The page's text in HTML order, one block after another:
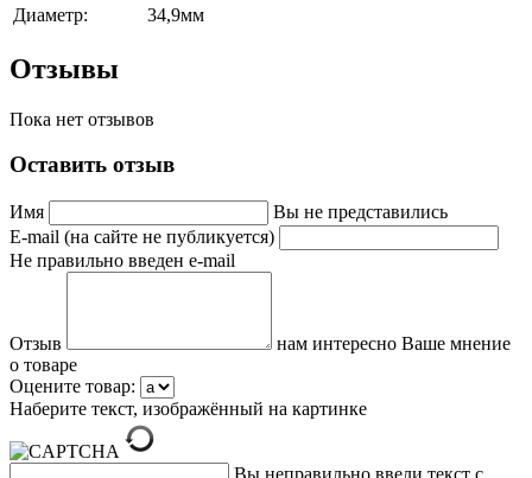
Диаметр:
34,9мм
Отзывы
Пока нет отзывов
Оставить отзыв
Имя
Вы не представились
E-mail (на сайте не публикуется)
Не правильно введен e-mail
Отзыв
нам интересно Ваше мнение
о товаре
Оцените товар:
Наберите текст, изображённый на картинке
Вы неправильно ввели текст с